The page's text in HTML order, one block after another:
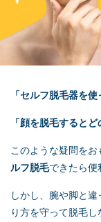
「セルフ脱毛器を使
「顔を脱毛すると
このような疑問を
ルフ脱毛できたら便
しかし、腕や脚と違
り方を守って脱毛